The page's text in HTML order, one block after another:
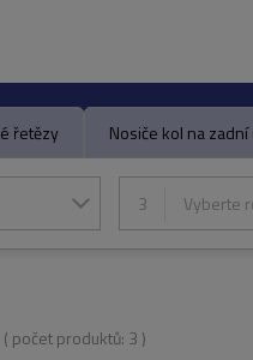
řetězy Nosiče kol na
3 Vyberte
( počet produktů: 3 )